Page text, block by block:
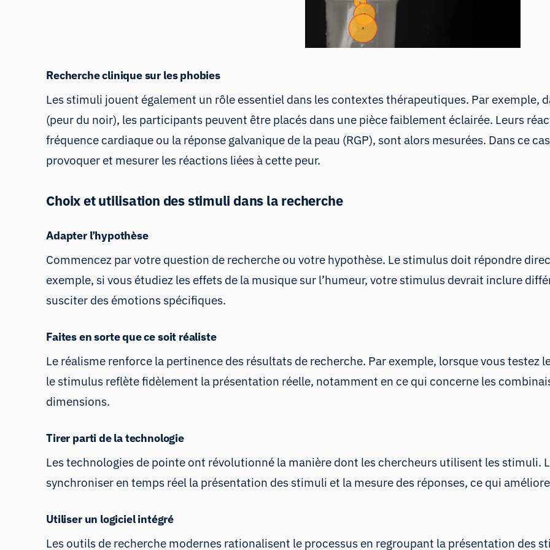
Recherche clinique sur les phobies
Les stimuli jouent également un rôle essentiel dans les contextes thérapeutiques. Par exemple,
(peur du noir), les participants peuvent être placés dans une pièce faiblement éclairée. Leurs
fréquence cardiaque ou la réponse galvanique de la peau (RGP), sont alors mesurées. Dans ce
provoquer et mesurer les réactions liées à cette peur.
Choix et utilisation des stimuli dans la recherche
Adapter l’hypothèse
Commencez par votre question de recherche ou votre hypothèse. Le stimulus doit répondre
exemple, si vous étudiez les effets de la musique sur l’humeur, votre stimulus devrait inclure
susciter des émotions spécifiques.
Faites en sorte que ce soit réaliste
Le réalisme renforce la pertinence des résultats de recherche. Par exemple, lorsque vous testez
le stimulus reflète fidèlement la présentation réelle, notamment en ce qui concerne les
dimensions.
Tirer parti de la technologie
Les technologies de pointe ont révolutionné la manière dont les chercheurs utilisent les stimuli.
synchroniser en temps réel la présentation des stimuli et la mesure des réponses, ce qui
Utiliser un logiciel intégré
Les outils de recherche modernes rationalisent le processus en regroupant la présentation des